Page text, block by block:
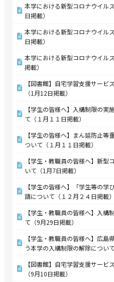
本学における新型コロナウイル
日掲載）
本学における新型コロナウイル
日掲載）
本学における新型コロナウイル
掲載）
【図書館】自宅学習支援サービ
（1月12日掲載）
【学生の皆様へ】入構制限の
て（１月１１日掲載）
【学生の皆様へ】まん延防止等
ついて（１月１１日掲載）
【学生・教職員の皆様へ】新
いて（1月7日掲載）
【学生の皆様へ】「学生等の
請について（１２月２４日掲載）
【学生・教職員の皆様へ】入
て（9月29日掲載）
【学生・教職員の皆様へ】広
う本学の入構制限の解除につい
【図書館】自宅学習支援サービ
（9月10日掲載）